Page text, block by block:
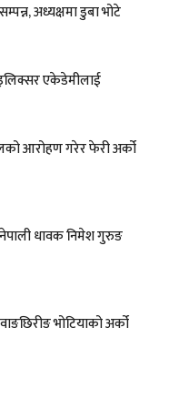
अध्यक्षमा डुबा भोटे
इलिक्सर एकेडेमीलाई
आरोहण गरेर फेरी अर्को
धावक निमेश गुरुङ
भोटियाको अर्को